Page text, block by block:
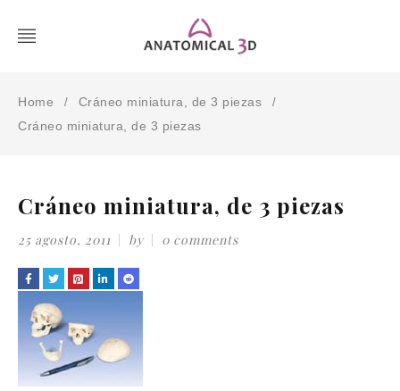
Home / Cráneo miniatura, de 3 piezas /
Cráneo miniatura, de 3 piezas
Cráneo miniatura, de 3 piezas
25 agosto, 2011 by 0 comments